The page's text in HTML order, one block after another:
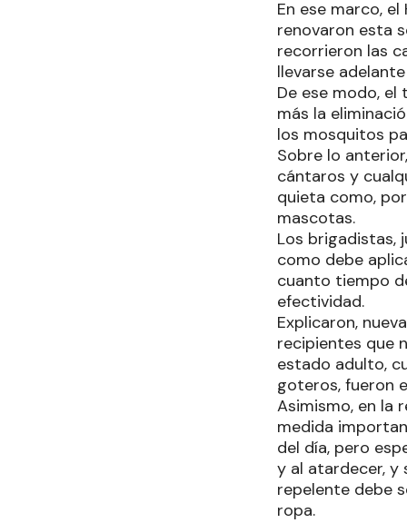
En ese marco,
renovaron esta
recorrieron las
llevarse
De ese modo,
más la
los mosquitos
Sobre lo
cántaros y
quieta como,
mascotas.
Los brigadistas,
como debe
cuanto tiempo
efectividad.
Explicaron,
recipientes que
estado adulto,
goteros, fueron
Asimismo, en la
medida
del día, pero
y al atardecer, y
repelente debe
ropa.